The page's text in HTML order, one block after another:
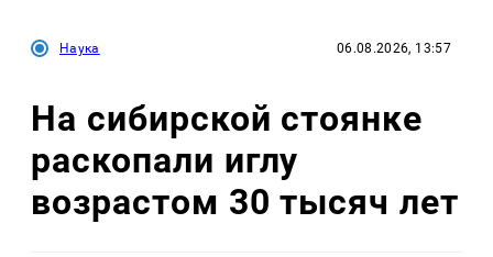
Наука 06.08.2026, 13:57
На сибирской стоянке
раскопали иглу
возрастом 30 тысяч лет